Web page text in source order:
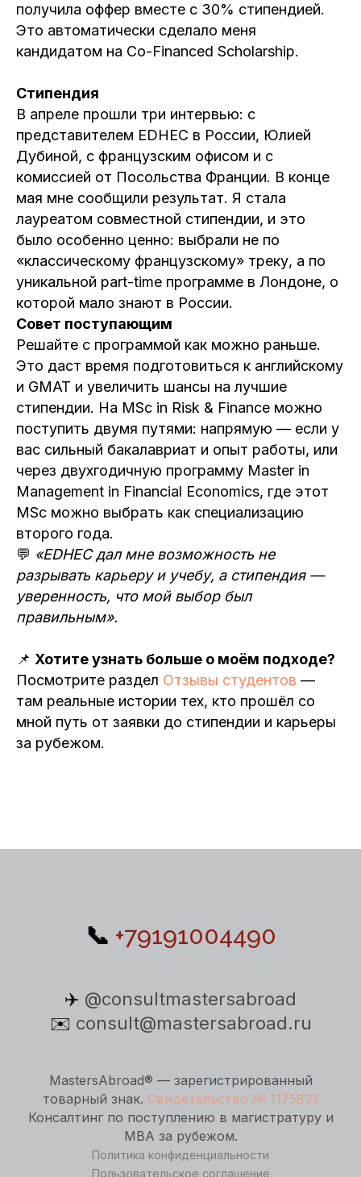
получила оффер вместе с 30% стипендией.
Это автоматически сделало меня
кандидатом на Co-Financed Scholarship.
Стипендия
В апреле прошли три интервью: с
представителем EDHEC в России, Юлией
Дубиной, с французским офисом и с
комиссией от Посольства Франции. В конце
мая мне сообщили результат. Я стала
лауреатом совместной стипендии, и это
было особенно ценно: выбрали не по
«классическому французскому» треку, а по
уникальной part-time программе в Лондоне, о
которой мало знают в России.
Совет поступающим
Решайте с программой как можно раньше.
Это даст время подготовиться к английскому
и GMAT и увеличить шансы на лучшие
стипендии. На MSc in Risk & Finance можно
поступить двумя путями: напрямую — если у
вас сильный бакалавриат и опыт работы, или
через двухгодичную программу Master in
Management in Financial Economics, где этот
MSc можно выбрать как специализацию
второго года.
💬 «EDHEC дал мне возможность не
разрывать карьеру и учебу, а стипендия —
уверенность, что мой выбор был
правильным».
📌 Хотите узнать больше о моём подходе?
Посмотрите раздел Отзывы студентов —
там реальные истории тех, кто прошёл со
мной путь от заявки до стипендии и карьеры
за рубежом.
📞 +79191004490
✈️ @consultmastersabroad
✉️ consult@mastersabroad.ru
MastersAbroad® — зарегистрированный
товарный знак. Свидетельство № 1175833
Консалтинг по поступлению в магистратуру и
MBA за рубежом.
Политика конфиденциальности
Пользовательское соглашение